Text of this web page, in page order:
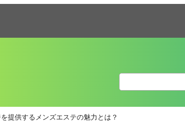
提供するメンズエステの魅力とは？